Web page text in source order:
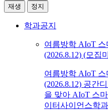
재생
정지
학과공지
여름방학 AIoT
(2026.8.12) (모집
여름방학 AIoT
(2026.8.12) 공간
을 맞아 AIoT 스
이터사이언스학